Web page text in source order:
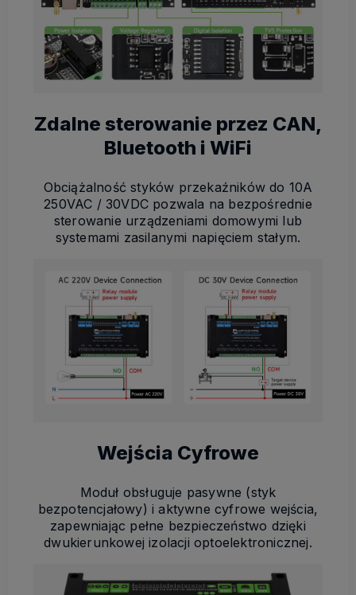
Zdalne sterowanie przez CAN,
Bluetooth i WiFi
Obciążalność styków przekaźników do 10A
250VAC / 30VDC pozwala na bezpośrednie
sterowanie urządzeniami domowymi lub
systemami zasilanymi napięciem stałym.
Wejścia Cyfrowe
Moduł obsługuje pasywne (styk
bezpotencjałowy) i aktywne cyfrowe wejścia,
zapewniając pełne bezpieczeństwo dzięki
dwukierunkowej izolacji optoelektronicznej.